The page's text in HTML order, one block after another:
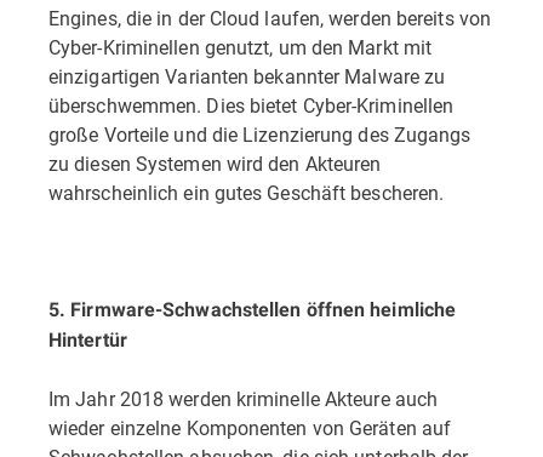
Engines, die in der Cloud laufen, werden bereits von
Cyber-Kriminellen genutzt, um den Markt mit
einzigartigen Varianten bekannter Malware zu
überschwemmen. Dies bietet Cyber-Kriminellen
große Vorteile und die Lizenzierung des Zugangs
zu diesen Systemen wird den Akteuren
wahrscheinlich ein gutes Geschäft bescheren.
5. Firmware-Schwachstellen öffnen heimliche
Hintertür
Im Jahr 2018 werden kriminelle Akteure auch
wieder einzelne Komponenten von Geräten auf